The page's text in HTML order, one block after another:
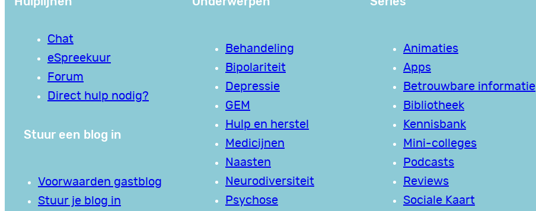
Chat
eSpreekuur
Forum
Direct hulp nodig?
Stuur een blog in
Voorwaarden gastblog
Stuur je blog in
Behandeling
Bipolariteit
Depressie
GEM
Hulp en herstel
Medicijnen
Naasten
Neurodiversiteit
Psychose
Animaties
Apps
Betrouwbare informatie
Bibliotheek
Kennisbank
Mini-colleges
Podcasts
Reviews
Sociale Kaart